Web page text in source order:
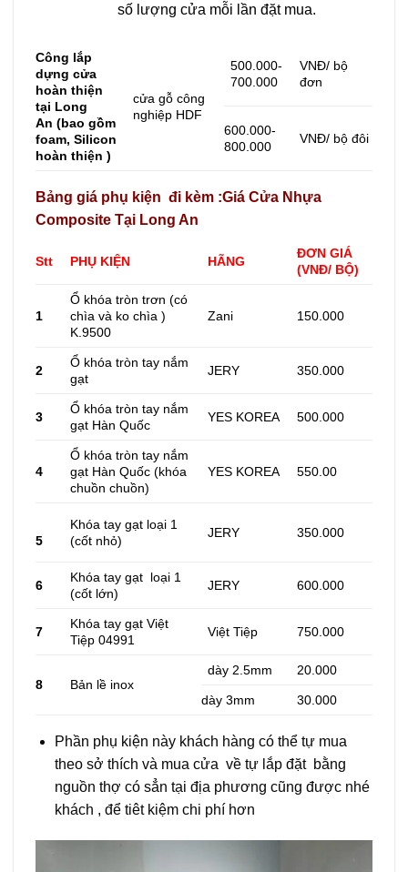
số lượng cửa mỗi lần đặt mua.
Công lắp
dựng cửa
hoàn thiện
tại Long
An (bao gồm
foam, Silicon
hoàn thiện )
cửa gỗ công
nghiệp HDF
500.000-
700.000
VNĐ/ bộ
đơn
600.000-
800.000
VNĐ/ bộ đôi
Bảng giá phụ kiện đi kèm :Giá Cửa Nhựa
Composite Tại Long An
Stt PHỤ KIỆN HÃNG
ĐƠN GIÁ
(VNĐ/ BỘ)
1
Ổ khóa tròn trơn (có
chìa và ko chìa )
K.9500
Zani 150.000
2
Ổ khóa tròn tay nắm
gạt
JERY 350.000
3
Ổ khóa tròn tay nắm
gạt Hàn Quốc
YES KOREA 500.000
4
Ổ khóa tròn tay nắm
gạt Hàn Quốc (khóa
chuồn chuồn)
YES KOREA 550.00
5
Khóa tay gạt loại 1
(cốt nhỏ)
JERY 350.000
6
Khóa tay gạt loại 1
(cốt lớn)
JERY 600.000
7
Khóa tay gạt Việt
Tiệp 04991
Việt Tiệp 750.000
8 Bản lề inox
dày 2.5mm 20.000
dày 3mm 30.000
Phần phụ kiện này khách hàng có thể tự mua
theo sở thích và mua cửa về tự lắp đặt bằng
nguồn thợ có sẳn tại địa phương cũng được nhé
khách , để tiêt kiệm chi phí hơn